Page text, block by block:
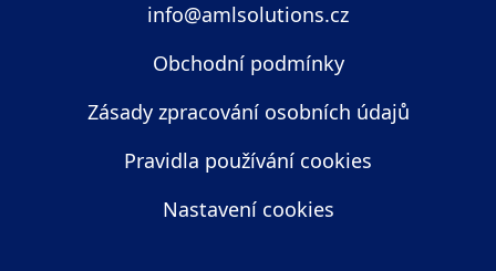
info@amlsolutions.cz
Obchodní podmínky
Zásady zpracování osobních údajů
Pravidla používání cookies
Nastavení cookies